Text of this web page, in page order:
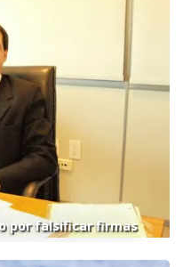
por falsificar firmas